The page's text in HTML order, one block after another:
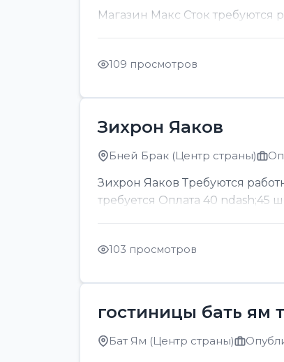
Магазин Макс Сток требуются
109 просмотров
Зихрон Яаков
Бней Брак (Центр страны)
Зихрон Яаков Требуются
требуется Оплата 40 ndash;45
103 просмотров
гостиницы бать ям
Бат Ям (Центр страны)